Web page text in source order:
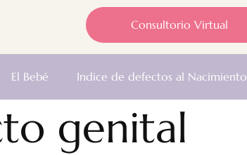
Consultorio Virtual
El Bebé Indice de defectos al Nacimiento
genital